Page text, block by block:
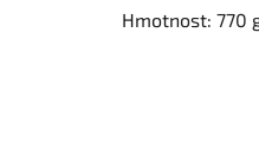
Hmotnost: 770